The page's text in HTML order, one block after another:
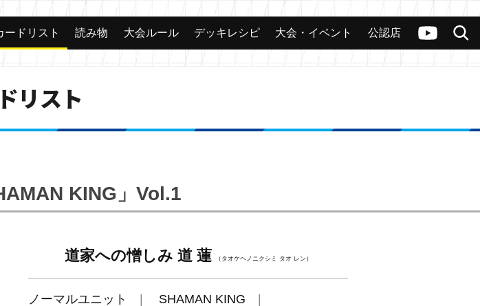
ヴァンガードch
検索
カード 大会 公認店舗 その他
ードリスト 読み物 大会ルール デッキレシピ 大会・イベント 公認店
リスト
KING」Vol.1
道家への憎しみ 道 蓮 （タオケヘノニクシミ タオ レン）
ノーマルユニット
SHAMAN KING